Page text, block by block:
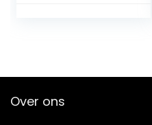
Over ons